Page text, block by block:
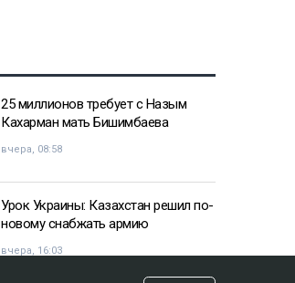
25 миллионов требует с Назым
Кахарман мать Бишимбаева
вчера, 08:58
Урок Украины: Казахстан решил по-
новому снабжать армию
вчера, 16:03